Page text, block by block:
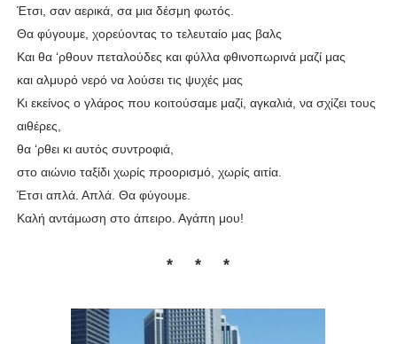
Έτσι, σαν αερικά, σα μια δέσμη φωτός.
Θα φύγουμε, χορεύοντας το τελευταίο μας βαλς
Και θα ‘ρθουν πεταλούδες και φύλλα φθινοπωρινά μαζί μας
και αλμυρό νερό να λούσει τις ψυχές μας
Κι εκείνος ο γλάρος που κοιτούσαμε μαζί, αγκαλιά, να σχίζει τους
αιθέρες,
θα ‘ρθει κι αυτός συντροφιά,
στο αιώνιο ταξίδι χωρίς προορισμό, χωρίς αιτία.
Έτσι απλά. Απλά. Θα φύγουμε.
Καλή αντάμωση στο άπειρο. Αγάπη μου!
* * *